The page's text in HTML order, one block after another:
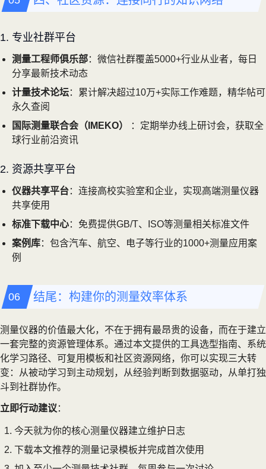
1. 专业社群平台
测量工程师俱乐部：微信社群覆盖5000+行业从业者，每日
分享最新技术动态
计量技术论坛：累计解决超过10万+实际工作难题，精华帖可
永久查阅
国际测量联合会（IMEKO）
：定期举办线上研讨会，获取全
球行业前沿资讯
2. 资源共享平台
仪器共享平台：连接高校实验室和企业，实现高端测量仪器
共享使用
标准下载中心：免费提供GB/T、ISO等测量相关标准文件
案例库：包含汽车、航空、电子等行业的1000+测量应用案
例
结尾：构建你的测量效率体系
测量仪器的价值最大化，不在于拥有最昂贵的设备，而在于建立
一套完整的资源管理体系。通过本文提供的工具选型指南、系统
化学习路径、可复用模板和社区资源网络，你可以实现三大转
变：从被动学习到主动规划，从经验判断到数据驱动，从单打独
斗到社群协作。
立即行动建议 ：
今天就为你的核心测量仪器建立维护日志
下载本文推荐的测量记录模板并完成首次使用